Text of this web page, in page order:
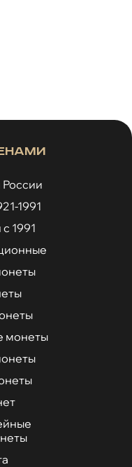
1991
1991
монеты